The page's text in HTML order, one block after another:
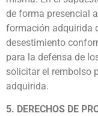
de forma presencial
formación adquirida
desestimiento
para la defensa de
solicitar el rembolso
adquirida.
5. DERECHOS DE